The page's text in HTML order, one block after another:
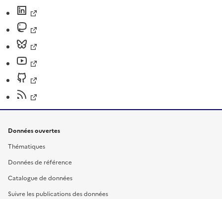
Données ouvertes
Thématiques
Données de référence
Catalogue de données
Suivre les publications des données